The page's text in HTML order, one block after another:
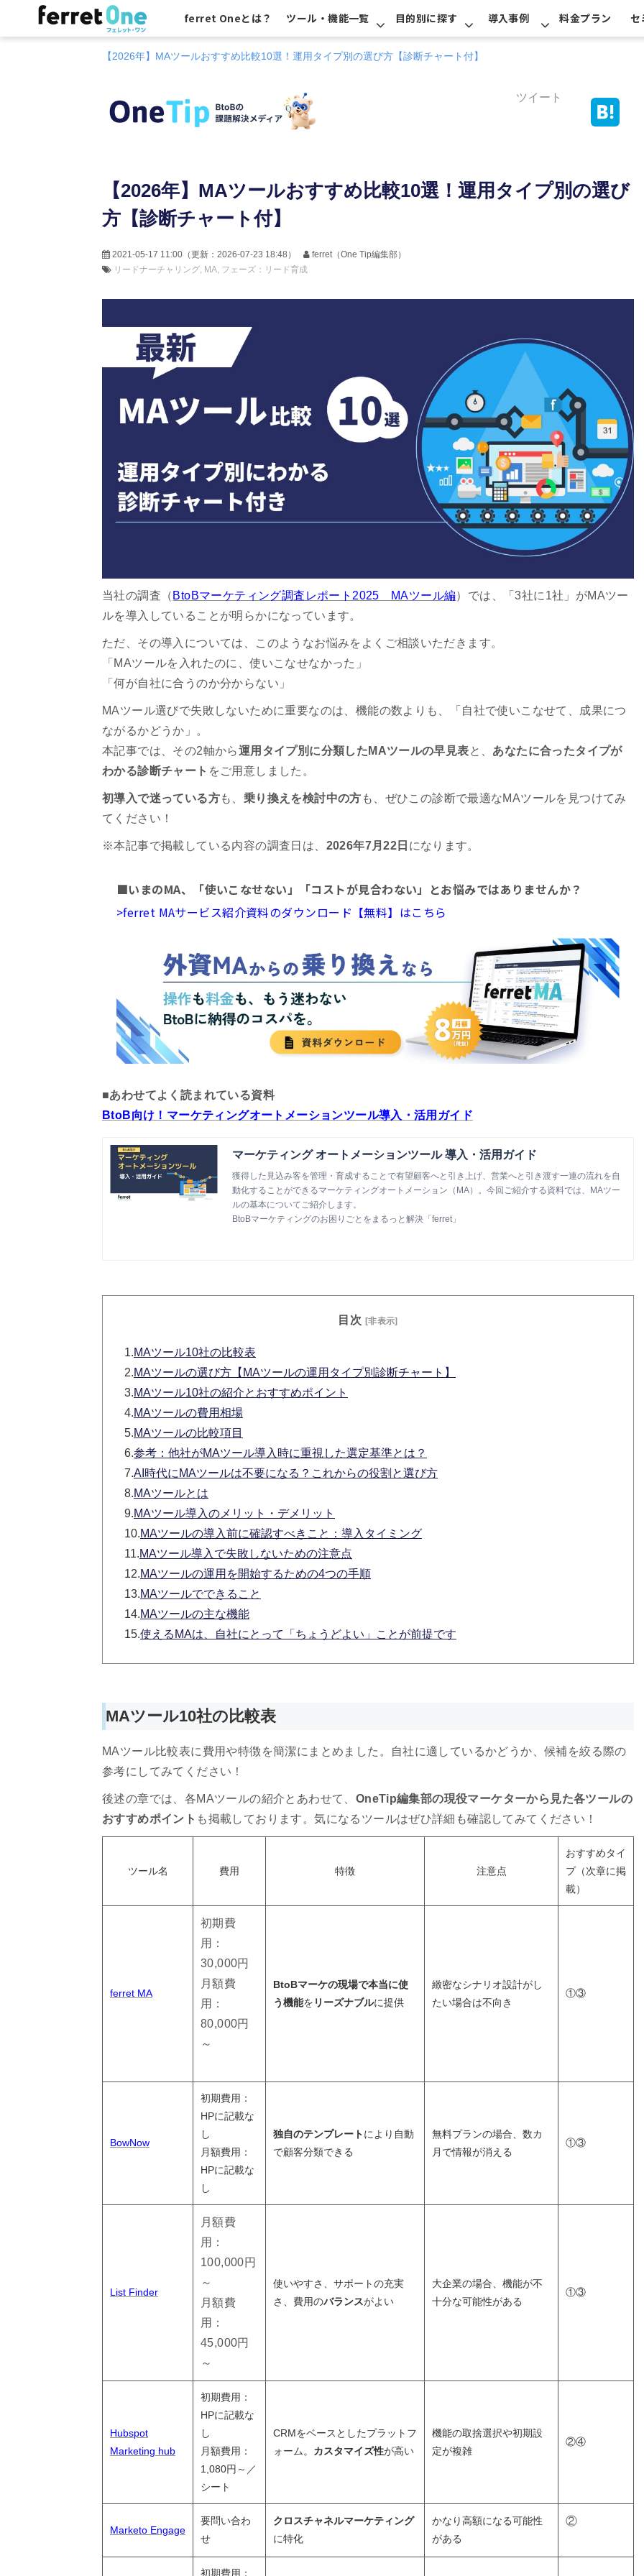
ferret Oneとは？ ツール・機能一覧 目的別に探す 導入事例 料金プラン セ
【2026年】MAツールおすすめ比較10選！運用タイプ別の選び方【診断チャート付】
ツイート
【2026年】MAツールおすすめ比較10選！運用タイプ別の選び
方【診断チャート付】
2021-05-17 11:00 （更新： 2026-07-23 18:48 ）
ferret（One Tip編集部）
リードナーチャリング MA フェーズ：リード育成
当社の調査（ BtoBマーケティング調査レポート2025 MAツール編）では、「3社に1社」がMAツー
ルを導入していることが明らかになっています。
ただ、その導入については、このようなお悩みをよくご相談いただきます。
「MAツールを入れたのに、使いこなせなかった」
「何が自社に合うのか分からない」
MAツール選びで失敗しないために重要なのは、機能の数よりも、「自社で使いこなせて、成果につ
ながるかどうか」。
本記事では、その2軸から運用タイプ別に分類したMAツールの早見表と、 あなたに合ったタイプが
わかる診断チャート をご用意しました。
初導入で迷っている方も、 乗り換えを検討中の方 も、ぜひこの診断で最適なMAツールを見つけてみ
てください！
※本記事で掲載している内容の調査日は、 2026年7月22日 になります。
■いまのMA、「使いこなせない」「コストが見合わない」とお悩みではありませんか？
>ferret MAサービス紹介資料のダウンロード【無料】はこちら
■あわせてよく読まれている資料
BtoB向け！マーケティングオートメーションツール導入・活用ガイド
マーケティング オートメーションツール 導入・活用ガイド
獲得した見込み客を管理・育成することで有望顧客へと引き上げ、営業へと引き渡す一連の流れを自
動化することができるマーケティングオートメーション（MA）。今回ご紹介する資料では、MAツー
ルの基本についてご紹介します。
BtoBマーケティングのお困りごとをまるっと解決「ferret」
目次 [非表示]
1.MAツール10社の比較表
2.MAツールの選び方【MAツールの運用タイプ別診断チャート】
3.MAツール10社の紹介とおすすめポイント
4.MAツールの費用相場
5.MAツールの比較項目
6.参考：他社がMAツール導入時に重視した選定基準とは？
7.AI時代にMAツールは不要になる？これからの役割と選び方
8.MAツールとは
9.MAツール導入のメリット・デメリット
10.MAツールの導入前に確認すべきこと：導入タイミング
11.MAツール導入で失敗しないための注意点
12.MAツールの運用を開始するための4つの手順
13.MAツールでできること
14.MAツールの主な機能
15.使えるMAは、自社にとって「ちょうどよい」ことが前提です
MAツール10社の比較表
MAツール比較表に費用や特徴を簡潔にまとめました。自社に適しているかどうか、候補を絞る際の
参考にしてみてください！
後述の章では、各MAツールの紹介とあわせて、 OneTip編集部の現役マーケターから見た各ツールの
おすすめポイント も掲載しております。気になるツールはぜひ詳細も確認してみてください！
ツール名 費用 特徴 注意点
おすすめタイ
プ（次章に掲
載）
ferret MA
初期費
用：
30,000円
月額費
用：
80,000円
～
BtoBマーケの現場で本当に使
う機能を リーズナブルに提供
緻密なシナリオ設計がし
たい場合は不向き
①③
BowNow
初期費用：
HPに記載な
し
月額費用：
HPに記載な
し
独自のテンプレートにより自動
で顧客分類できる
無料プランの場合、数カ
月で情報が消える
①③
List Finder
月額費
用：
100,000円
～
月額費
用：
45,000円
～
使いやすさ、サポートの充実
さ、費用のバランスがよい
大企業の場合、機能が不
十分な可能性がある
①③
Hubspot
Marketing hub
初期費用：
HPに記載な
し
月額費用：
1,080円～／
シート
CRMをベースとしたプラットフ
ォーム。 カスタマイズ性が高い
機能の取捨選択や初期設
定が複雑
②④
Marketo Engage
要問い合わ
せ
クロスチャネルマーケティング
に特化
かなり高額になる可能性
がある
②
初期費用：